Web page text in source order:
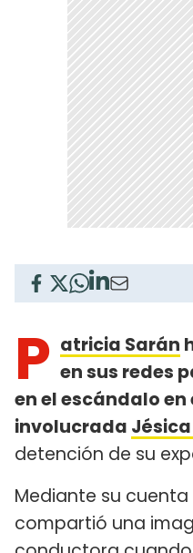
P atricia Sarán
en sus redes
en el escándalo en
involucrada
detención de su
Mediante su
compartió una